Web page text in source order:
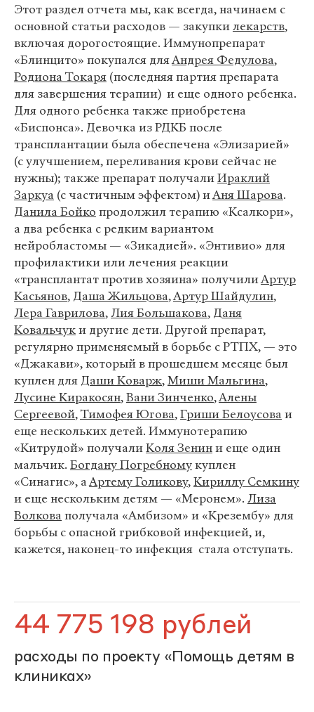
Этот раздел отчета мы, как всегда, начинаем с
основной статьи расходов — закупкилекарств,
включая дорогостоящие. Иммунопрепарат
«Блинцито» покупался дляАндрея Федулова,
Родиона Токаря (последняя партия препарата
для завершения терапии) и еще одного ребенка.
Для одного ребенка также приобретена
«Биспонса». Девочка из РДКБ после
трансплантации была обеспечена «Элизарией»
(с улучшением, переливания крови сейчас не
нужны); также препарат получалиИраклий
Заркуа (с частичным эффектом) иАня Шарова.
Данила Бойко продолжил терапию «Ксалкори»,
а два ребенка с редким вариантом
нейробластомы — «Зикадией». «Энтивио» для
профилактики или лечения реакции
«трансплантат против хозяина» получилиАртур
Касьянов, Даша Жильцова,Артур Шайдулин,
Лера Гаврилова,Лия Большакова, Даня
Ковальчуки другие дети. Другой препарат,
регулярно применяемый в борьбе с РТПХ, — это
«Джакави», который в прошедшем месяце был
куплен для Даши Коварж,Миши Мальгина,
Лусине Киракосян,Вани Зинченко,Алены
Сергеевой,Тимофея Югова,Гриши Белоусова и
еще нескольких детей. Иммунотерапию
«Китрудой» получалиКоля Зенини еще один
мальчик. Богдану Погребномукуплен
«Синагис», аАртему Голикову,Кириллу Семкину
и еще нескольким детям — «Меронем». Лиза
Волкова получала «Амбизом» и «Крезембу» для
борьбы с опасной грибковой инфекцией, и,
кажется, наконец-то инфекция стала отступать.
44 775 198 рублей
расходы по проекту «Помощь детям в
клиниках»